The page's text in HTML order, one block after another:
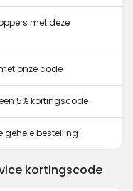
met deze
onze code
5% kortingscode
gehele bestelling
kortingscode